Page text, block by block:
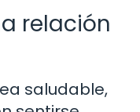
relación
saludable,